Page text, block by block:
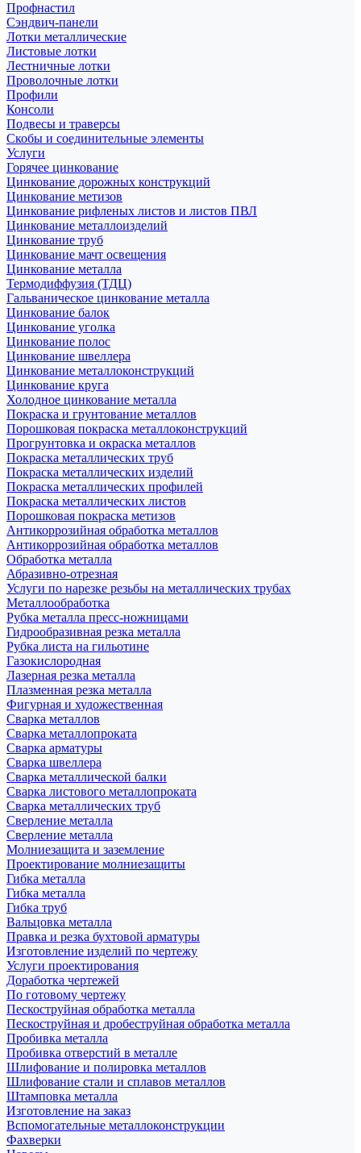
Профнастил
Сэндвич-панели
Лотки металлические
Листовые лотки
Лестничные лотки
Проволочные лотки
Профили
Консоли
Подвесы и траверсы
Скобы и соединительные элементы
Услуги
Горячее цинкование
Цинкование дорожных конструкций
Цинкование метизов
Цинкование рифленых листов и листов ПВЛ
Цинкование металлоизделий
Цинкование труб
Цинкование мачт освещения
Цинкование металла
Термодиффузия (ТДЦ)
Гальваническое цинкование металла
Цинкование балок
Цинкование уголка
Цинкование полос
Цинкование швеллера
Цинкование металлоконструкций
Цинкование круга
Холодное цинкование металла
Покраска и грунтование металлов
Порошковая покраска металлоконструкций
Прогрунтовка и окраска металлов
Покраска металлических труб
Покраска металлических изделий
Покраска металлических профилей
Покраска металлических листов
Порошковая покраска метизов
Антикоррозийная обработка металлов
Антикоррозийная обработка металлов
Обработка металла
Абразивно-отрезная
Услуги по нарезке резьбы на металлических трубах
Металлообработка
Рубка металла пресс-ножницами
Гидрообразивная резка металла
Рубка листа на гильотине
Газокислородная
Лазерная резка металла
Плазменная резка металла
Фигурная и художественная
Сварка металлов
Сварка металлопроката
Сварка арматуры
Сварка швеллера
Сварка металлической балки
Сварка листового металлопроката
Сварка металлических труб
Сверление металла
Сверление металла
Молниезащита и заземление
Проектирование молниезащиты
Гибка металла
Гибка металла
Гибка труб
Вальцовка металла
Правка и резка бухтовой арматуры
Изготовление изделий по чертежу
Услуги проектирования
Доработка чертежей
По готовому чертежу
Пескоструйная обработка металла
Пескоструйная и дробеструйная обработка металла
Пробивка металла
Пробивка отверстий в металле
Шлифование и полировка металлов
Шлифование стали и сплавов металлов
Штамповка металла
Изготовление на заказ
Вспомогательные металлоконструкции
Фахверки